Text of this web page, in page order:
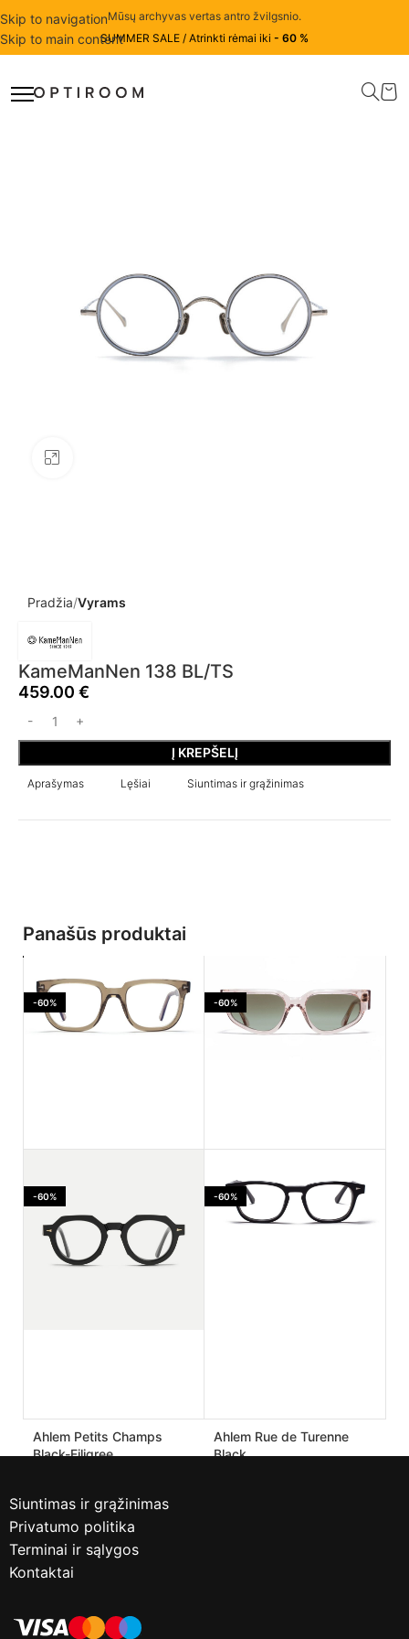
Skip to navigation
Skip to main content
Mūsų archyvas vertas antro žvilgsnio.
SUMMER SALE / Atrinkti rėmai iki - 60 %
Pradžia Vyrams
KameManNen 138 BL/TS
459.00 €
Į KREPŠELĮ
Aprašymas Lęšiai Siuntimas ir grąžinimas
Panašūs produktai
-60%
light
425.00€ 170.00€
-60%
Dustlight
455.00€ 182.00€
-60%
Ahlem Petits Champs
Black-Filigree
-60%
Ahlem Rue de Turenne
Black
Siuntimas ir grąžinimas
Privatumo politika
Terminai ir sąlygos
Kontaktai